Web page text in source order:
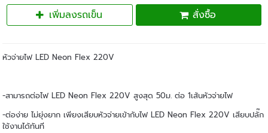
เพิ่มลงรถเข็น สั่งซื้อ
หัวจ่ายไฟ LED Neon Flex 220V
-สามารถต่อไฟ LED Neon Flex 220V สูงสุด 50ม. ต่อ 1เส้นหัวจ่ายไฟ
-ต่อง่าย ไม่ยุ่งยาก เพียงเสียบหัวจ่ายเข้ากับไฟ LED Neon Flex 220V เสียบปลั๊ก
ใช้งานได้ทันที